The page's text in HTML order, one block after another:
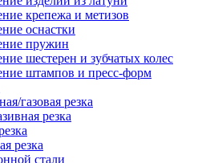
крепежа и метизов
оснастки
пружин
шестерен и зубчатых колес
штампов и пресс-форм
газовая резка
резка
резка
стали